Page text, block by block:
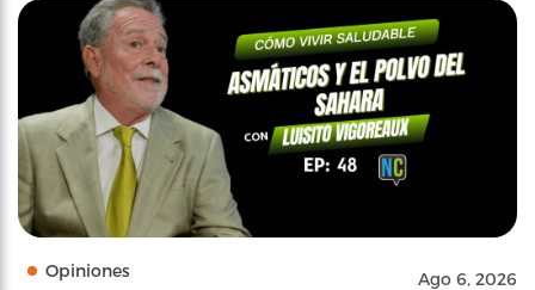
Opiniones Ago 6, 2026